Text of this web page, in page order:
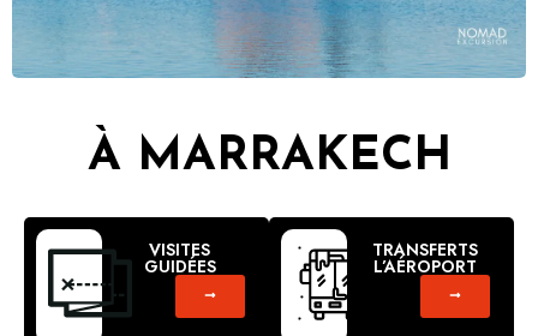
À MARRAKECH
VISITES
GUIDÉES
TRANSFERTS
L’AÉROPORT